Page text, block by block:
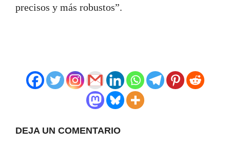
precisos y más robustos”.
DEJA UN COMENTARIO